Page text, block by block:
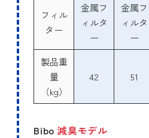
フィル
ター
金属フ
ィルタ
ー
金属フ
ィルタ
ー
製品重
量
（kg）
42 51
Bibo 減臭モデル